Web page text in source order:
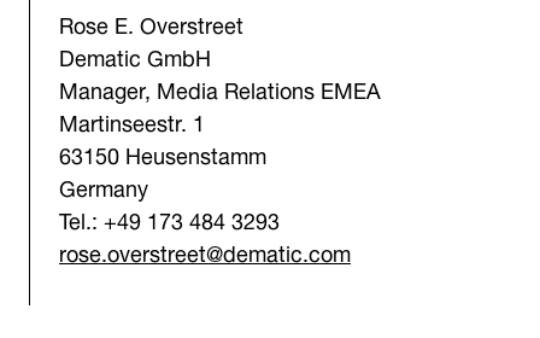
Rose E. Overstreet
Dematic GmbH
Manager, Media Relations EMEA
Martinseestr. 1
63150 Heusenstamm
Germany
Tel.: +49 173 484 3293
rose.overstreet@dematic.com